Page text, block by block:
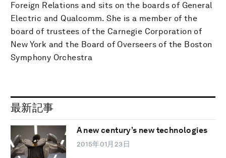
Foreign Relations and sits on the boards of General
Electric and Qualcomm. She is a member of the
board of trustees of the Carnegie Corporation of
New York and the Board of Overseers of the Boston
Symphony Orchestra
最新記事
A new century’s new technologies
2015年01月23日